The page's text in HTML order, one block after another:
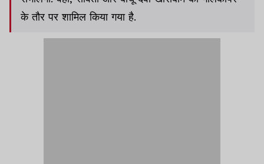
के तौर पर शामिल किया गया है.